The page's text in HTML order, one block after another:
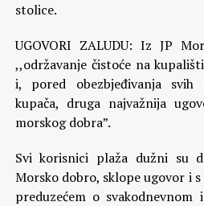
stolice.
UGOVORI ZALUDU: Iz JP
,,održavanje čistoće na
i, pored obezbjeđivanja svih
kupača, druga najvažnija
morskog dobra”.
Svi korisnici plaža dužni su
Morsko dobro, sklope ugovor i
preduzećem o svakodnevnom